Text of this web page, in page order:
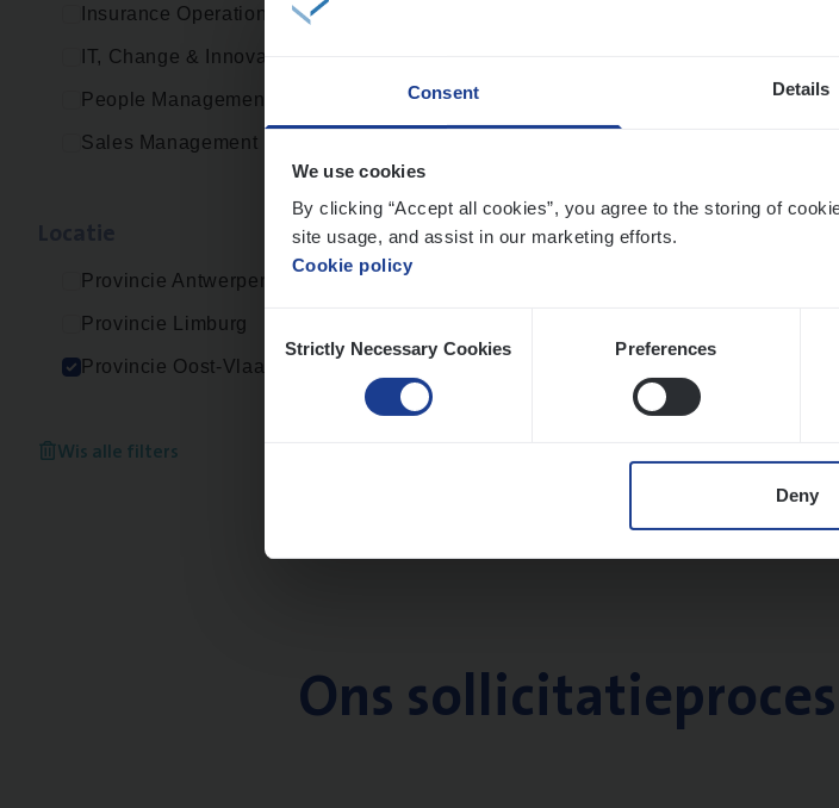
Consent Details
We use cookies
By clicking “Accept all cookies”, you agree to the storing of
site usage, and assist in our marketing efforts.
Cookie policy
Selection
Strictly Necessary Cookies Preferences
Deny
Insurance Operations
IT, Change & Innovation
People Management
Sales Management
Provincie Antwerpen
Provincie Limburg
Provincie Oost-Vlaanderen
Wis alle filters
Ons sollicitatieproces